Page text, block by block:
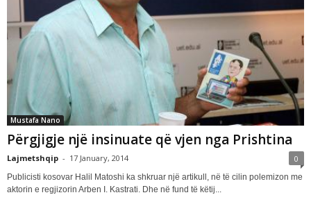
Mustafa Nano
Përgjigje një insinuate që vjen nga Prishtina
Lajmetshqip - 17 January, 2014 0
Publicisti kosovar Halil Matoshi ka shkruar një artikull, në të cilin polemizon me
aktorin e regjizorin Arben I. Kastrati. Dhe në fund të këtij...